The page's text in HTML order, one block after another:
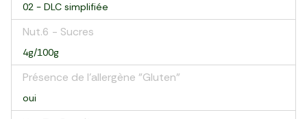
02 - DLC simplifiée
Nut.6 - Sucres
4g/100g
Présence de l'allergène "Gluten"
oui